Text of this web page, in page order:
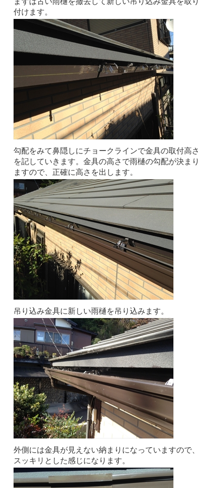
付けます。
勾配をみて鼻隠しにチョークラインで金具の取付高さ
を記していきます。金具の高さで雨樋の勾配が決まり
ますので、正確に高さを出します。
吊り込み金具に新しい雨樋を吊り込みます。
外側には金具が見えない納まりになっていますので、
スッキリとした感じになります。